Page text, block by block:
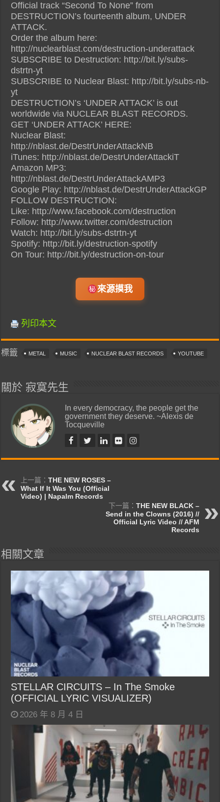
Official track “Second To None” from
DESTRUCTION’s fourteenth album, UNDER
ATTACK.
Order the album here:
http://nuclearblast.com/destruction-underattack
SUBSCRIBE to Destruction: http://bit.ly/subs-
dstrtn-yt
SUBSCRIBE to Nuclear Blast: http://bit.ly/subs-nb-
yt
DESTRUCTION’s ‘UNDER ATTACK’ is out
worldwide via NUCLEAR BLAST RECORDS.
GET ‘UNDER ATTACK’ HERE:
Nuclear Blast:
http://nblast.de/DestrUnderAttackNB
iTunes: http://nblast.de/DestrUnderAttackiT
Amazon MP3:
http://nblast.de/DestrUnderAttackAMP3
Google Play: http://nblast.de/DestrUnderAttackGP
FOLLOW DESTRUCTION:
Like: http://www.facebook.com/destruction
Follow: http://www.twitter.com/destruction
Watch: http://bit.ly/subs-dstrtn-yt
Spotify: http://bit.ly/destruction-spotify
On Tour: http://bit.ly/destruction-on-tour
來源摸我
列印本文
標籤 METAL MUSIC NUCLEAR BLAST RECORDS YOUTUBE
關於 寂寞先生
In every democracy, the people get the
government they deserve. ~Alexis de
Tocqueville
上一篇：THE NEW ROSES –
What If It Was You (Official
Video) | Napalm Records
下一篇： THE NEW BLACK –
Send in the Clowns (2016) //
Official Lyric Video // AFM
Records
相關文章
STELLAR CIRCUITS – In The Smoke
(OFFICIAL LYRIC VISUALIZER)
2026 年 8 月 4 日